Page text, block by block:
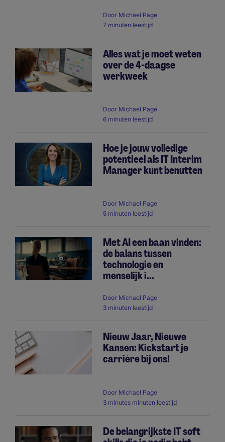
Door Michael Page
7 minuten leestijd
Alles wat je moet weten
over de 4-daagse
werkweek
Door Michael Page
6 minuten leestijd
Hoe je jouw volledige
potentieel als IT Interim
Manager kunt benutten
Door Michael Page
5 minuten leestijd
Met AI een baan vinden:
de balans tussen
technologie en
menselijk i...
Door Michael Page
3 minuten leestijd
Nieuw Jaar, Nieuwe
Kansen: Kickstart je
carrière bij ons!
Door Michael Page
3 minutes minuten leestijd
De belangrijkste IT soft